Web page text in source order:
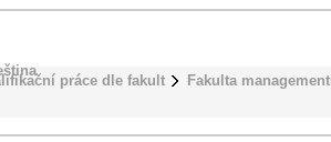
práce dle fakult
Fakulta